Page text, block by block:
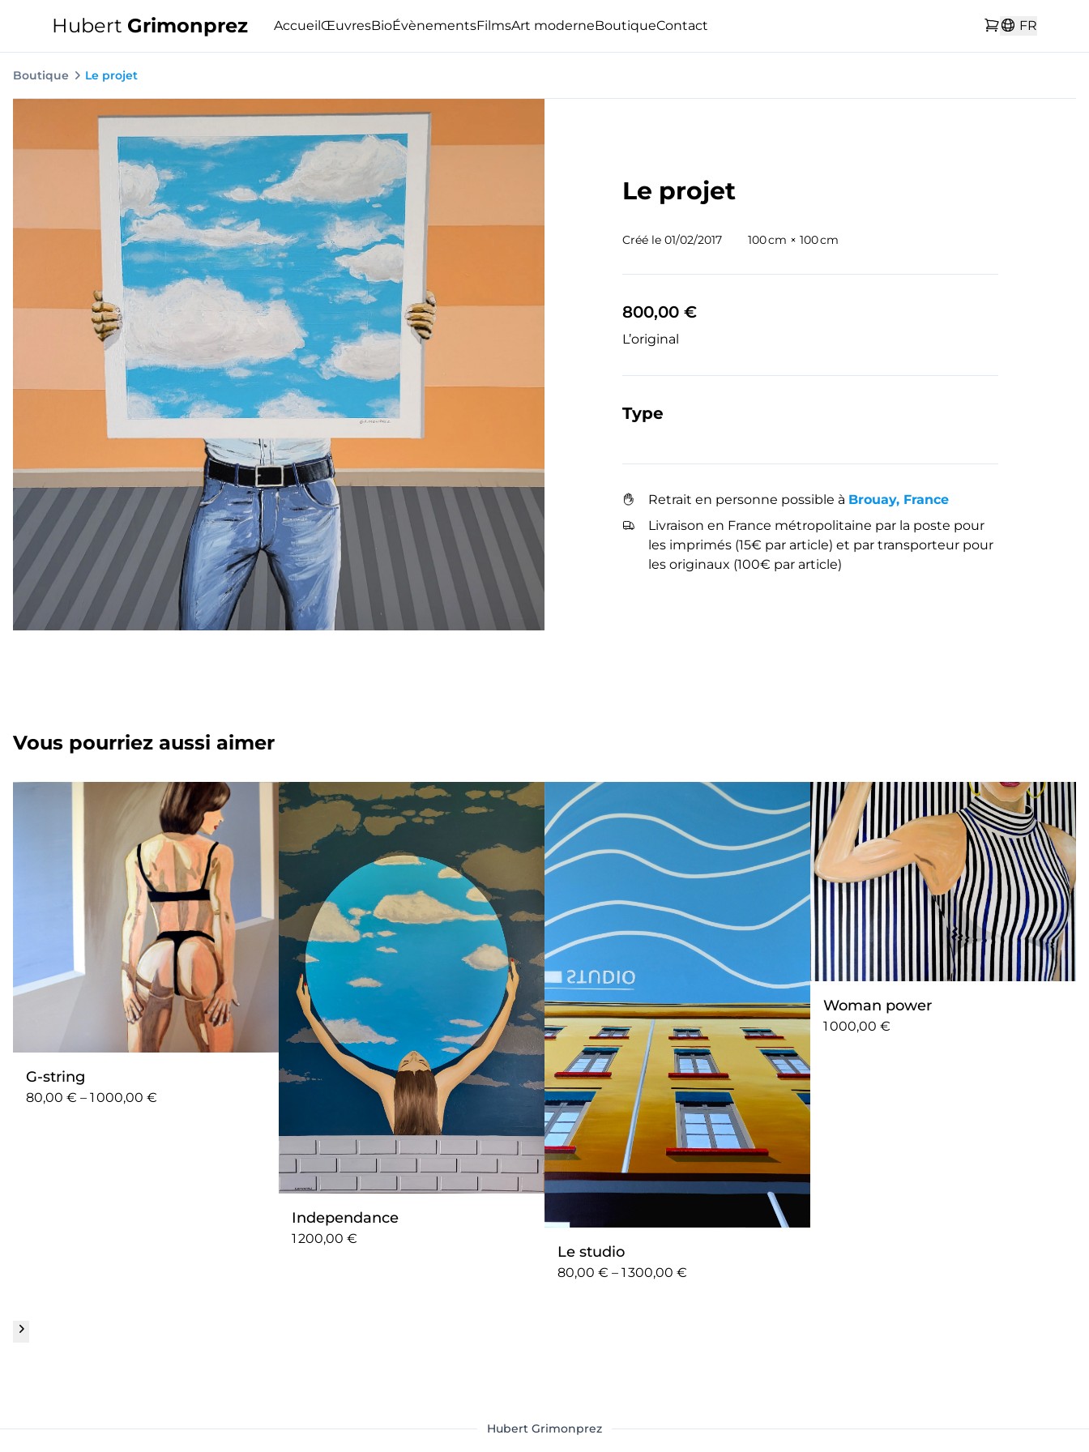
Hubert Grimonprez AccueilŒuvresBioÉvènementsFilmsArt moderneBoutiqueContact FR
Boutique Le projet
Le projet
Créé le 01/02/2017 100 cm × 100 cm
800,00 €
L’original
Type
Retrait en personne possible à Brouay, France
Livraison en France métropolitaine par la poste pour
les imprimés (15€ par article) et par transporteur pour
les originaux (100€ par article)
Vous pourriez aussi aimer
G-string
80,00 € – 1 000,00 €
Independance
1 200,00 €
Le studio
80,00 € – 1 300,00 €
Woman power
1 000,00 €
Hubert Grimonprez